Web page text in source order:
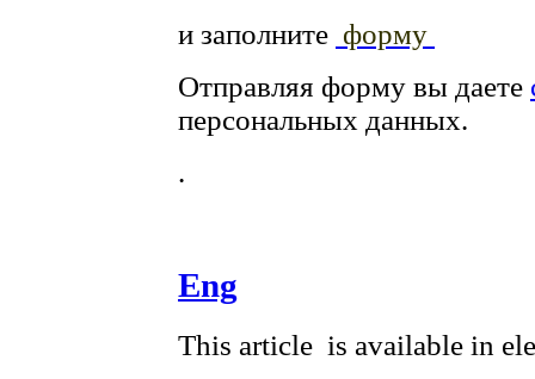
и заполните форму
Отправляя форму вы даете
персональных данных.
.
Eng
This article is available in